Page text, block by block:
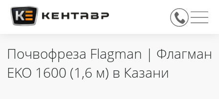
Почвофреза Flagman | Флагман
EKO 1600 (1,6 м) в Казани